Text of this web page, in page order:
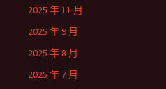
2025 年 11 月
2025 年 9 月
2025 年 8 月
2025 年 7 月